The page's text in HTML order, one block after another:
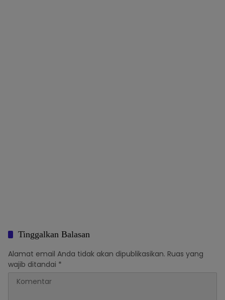
Tinggalkan Balasan
Alamat email Anda tidak akan dipublikasikan. Ruas yang
wajib ditandai *